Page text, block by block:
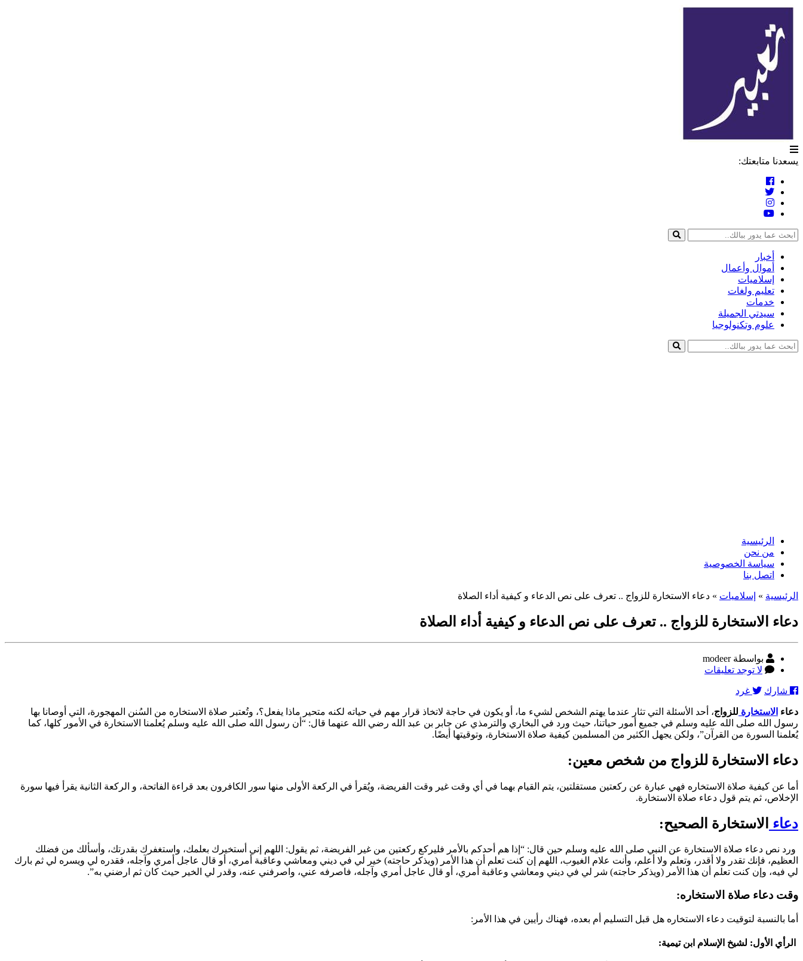
التخطي
المحتوى
يسعدنا متابعتك:
أخبار
أموال وأعمال
إسلاميات
تعليم ولغات
خدمات
سيدتي الجميلة
علوم وتكنولوجيا
الرئيسية
من نحن
سياسة الخصوصية
اتصل بنا
الرئيسية » إسلاميات » دعاء الاستخارة للزواج .. تعرف على نص الدعاء و كيفية أداء الصلاة
دعاء الاستخارة للزواج .. تعرف على نص الدعاء و كيفية أداء الصلاة
كاتب
المقالة
بواسطة modeer
لا توجد تعليقات
..
تعرف
على
الدعاء
كيفية
أداء
الصلاة
شارك غرد
دعاء الاستخارة للزواج، أحد الأسئلة التي تثار عندما يهتم الشخص لشيء ما، أو يكون في حاجة لاتخاذ قرار مهم في حياته لكنه متحير ماذا يفعل؟، وتُعتبر صلاة الاستخاره من السُنن المهجورة، التي أوصانا بها
رسول الله صلى الله عليه وسلم في جميع أمور حياتنا، حيث ورد في البخاري والترمذي عن جابر بن عبد الله رضي الله عنهما قال: “أن رسول الله صلى الله عليه وسلم يُعلمنا الاستخارة في الأمور كلها، كما
يُعلمنا السورة من القرآن”، ولكن يجهل الكثير من المسلمين كيفية صلاة الاستخارة، وتوقيتها أيضًا.
دعاء الاستخارة للزواج من شخص معين:
أما عن كيفية صلاة الاستخاره فهي عبارة عن ركعتين مستقلتين، يتم القيام بهما في أي وقت غير وقت الفريضة، ويُقرأ في الركعة الأولى منها سور الكافرون بعد قراءة الفاتحة، و الركعة الثانية يقرأ فيها سورة
الإخلاص، ثم يتم قول دعاء صلاة الاستخارة.
دعاء الاستخارة الصحيح:
ورد نص دعاء صلاة الاستخارة عن النبي صلى الله عليه وسلم حين قال: “إذا هم أحدكم بالأمر فليركع ركعتين من غير الفريضة، ثم يقول: اللهم إني أستخيرك بعلمك، واستغفرك بقدرتك، وأسألك من فضلك
العظيم، فإنك تقدر ولا أقدر، وتعلم ولا أعلم، وأنت علام الغيوب، اللهم إن كنت تعلم أن هذا الأمر (ويذكر حاجته) خير لي في ديني ومعاشي وعاقبة أمري، أو قال عاجل أمري وآجله، فقدره لي ويسره لي ثم بارك
لي فيه، وإن كنت تعلم أن هذا الأمر (ويذكر حاجته) شر لي في ديني ومعاشي وعاقبة أمري، أو قال عاجل أمري وآجله، فاصرفه عني، واصرفني عنه، وقدر لي الخير حيث كان ثم ارضني به”.
وقت دعاء صلاة الاستخاره:
أما بالنسبة لتوقيت دعاء الاستخاره هل قبل التسليم أم بعده، فهناك رأيين في هذا الأمر:
الرأي الأول: لشيخ الإسلام ابن تيمية: